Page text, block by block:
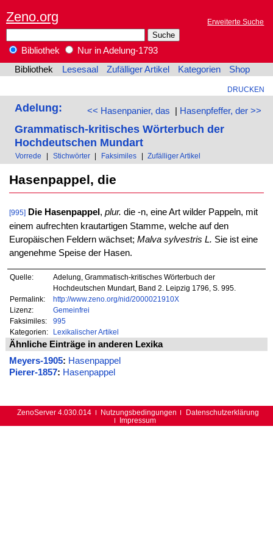
Zeno.org Erweiterte Suche
Bibliothek
Nur in Adelung-1793
Bibliothek
Lesesaal Zufälliger Artikel Kategorien Shop
DRUCKEN
<< Hasenpanier, das | Hasenpfeffer, der >>
Adelung:
Grammatisch-kritisches Wörterbuch der
Hochdeutschen Mundart
Vorrede | Stichwörter | Faksimiles | Zufälliger Artikel
Hasenpappel, die
[995] Die Hasenpappel , plur. die -n, eine Art wilder Pappeln, mit
einem aufrechten krautartigen Stamme, welche auf den
Europäischen Feldern wächset; Malva sylvestris L. Sie ist eine
angenehme Speise der Hasen.
Quelle:
Adelung, Grammatisch-kritisches Wörterbuch der
Hochdeutschen Mundart, Band 2. Leipzig 1796, S. 995.
Permalink:
http://www.zeno.org/nid/2000021910X
Lizenz:
Gemeinfrei
Faksimiles:
995
Kategorien:
Lexikalischer Artikel
Ähnliche Einträge in anderen Lexika
Meyers-1905: Hasenpappel
Pierer-1857: Hasenpappel
ZenoServer 4.030.014 Nutzungsbedingungen
Datenschutzerklärung
Impressum